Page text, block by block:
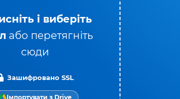
і виберіть
або перетягніть
сюди
Зашифровано SSL
Імпортувати з Drive